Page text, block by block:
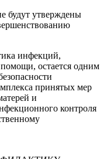
будут утверждены
инфекций,
остается одним
принятых мер
и
контроля